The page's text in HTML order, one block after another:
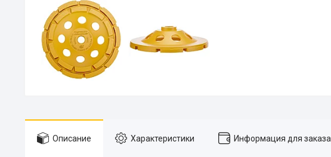
Описание Характеристики Информация для заказа